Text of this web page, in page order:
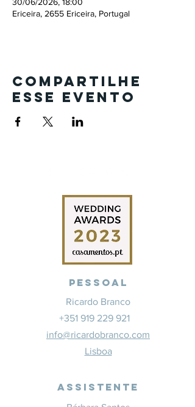
Ericeira, 2655 Ericeira, Portugal
Compartilhe
esse evento
Pessoal
Ricardo Branco
+351 919 229 921
info@ricardobranco.com
Lisboa
Assistente